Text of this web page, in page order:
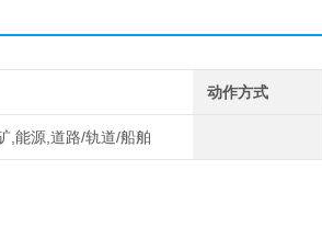
动作方式
,能源,道路/轨道/船舶